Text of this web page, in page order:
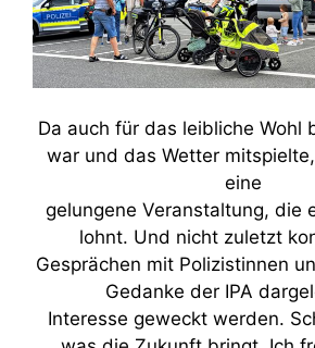
Da auch für das leibliche Wohl
war und das Wetter
eine
gelungene Veranstaltung, die
lohnt. Und nicht zuletzt
Gesprächen mit Polizistinnen
Gedanke der IPA
Interesse geweckt werden.